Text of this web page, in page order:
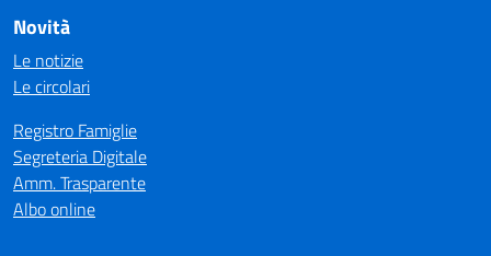
Novità
Le notizie
Le circolari
Registro Famiglie
Segreteria Digitale
Amm. Trasparente
Albo online